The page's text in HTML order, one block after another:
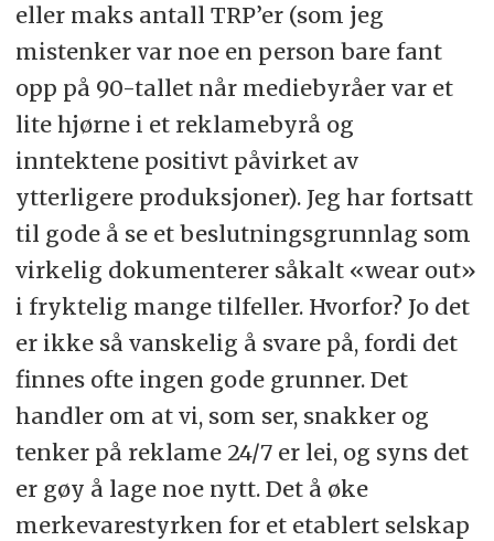
eller maks antall TRP’er (som jeg
mistenker var noe en person bare fant
opp på 90-tallet når mediebyråer var et
lite hjørne i et reklamebyrå og
inntektene positivt påvirket av
ytterligere produksjoner). Jeg har fortsatt
til gode å se et beslutningsgrunnlag som
virkelig dokumenterer såkalt «wear out»
i fryktelig mange tilfeller. Hvorfor? Jo det
er ikke så vanskelig å svare på, fordi det
finnes ofte ingen gode grunner. Det
handler om at vi, som ser, snakker og
tenker på reklame 24/7 er lei, og syns det
er gøy å lage noe nytt. Det å øke
merkevarestyrken for et etablert selskap